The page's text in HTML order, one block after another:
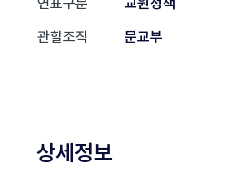
관할조직
문교부
상세정보